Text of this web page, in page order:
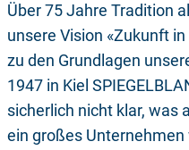
Über 75 Jahre Tradition
unsere Vision «Zukunft
zu den Grundlagen
1947 in Kiel
sicherlich nicht klar, was
ein großes